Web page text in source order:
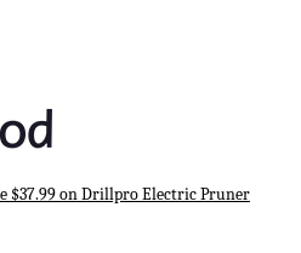
$37.99 on Drillpro Electric Pruner